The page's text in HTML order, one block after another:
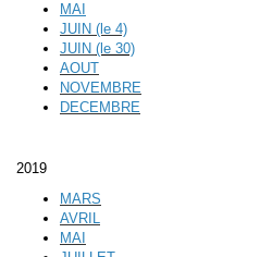
MAI
JUIN (le 4)
JUIN (le 30)
AOUT
NOVEMBRE
DECEMBRE
2019
MARS
AVRIL
MAI